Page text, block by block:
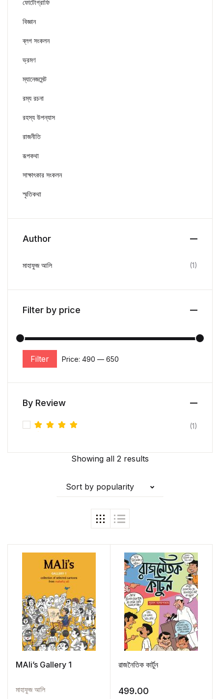
Showing all 2 results
Sort by popularity
MAli’s Gallery 1
মাহাফুজ আলি
রাজনৈতিক কার্টুন
499.00
ফোটোগ্রাফি
বিজ্ঞান
ব্লগ সংকলন
ভ্রমণ
ম্যানেজমেন্ট
রম্য রচনা
রহস্য উপন্যাস
রাজনীতি
রূপকথা
সাক্ষাৎকার সংকলন
স্মৃতিকথা
Author
মাহাফুজ আলি (1)
Filter by price
Filter Price: ₹490 — ₹650
By Review
(1)